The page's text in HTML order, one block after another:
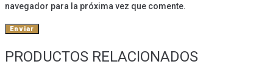
navegador para la próxima vez que comente.
PRODUCTOS RELACIONADOS